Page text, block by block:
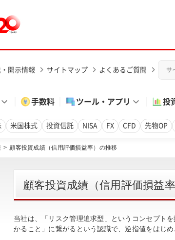
開示情報 サイトマップ よくあるご質問
手数料 ツール・アプリ 投
米国株式 投資信託 NISA FX CFD 先物OP
顧客投資成績（信用評価損益率）の推移
顧客投資成績（信用評価損益
当社は、「リスク管理追求型」というコンセプト
かること」に繋がるという認識で、逆指値をはじ